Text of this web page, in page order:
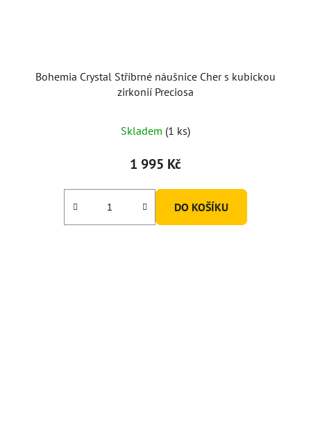
Bohemia Crystal Stříbrné náušnice Cher s kubickou
zirkonií Preciosa
Skladem (1 ks)
1 995 Kč
DO KOŠÍKU